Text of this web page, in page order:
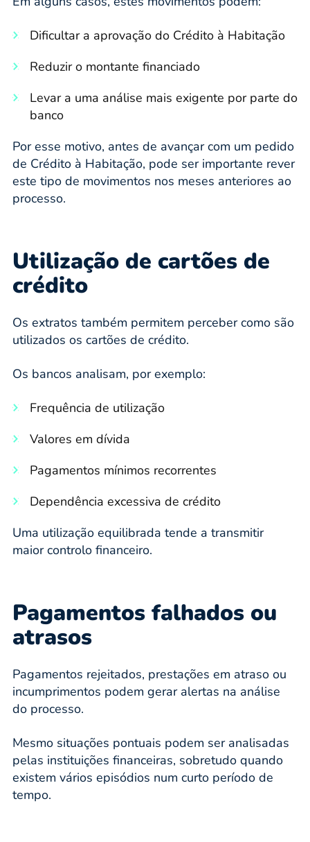
Dificultar a aprovação do Crédito à Habitação
Reduzir o montante financiado
Levar a uma análise mais exigente por parte do
banco
Por esse motivo, antes de avançar com um pedido
de Crédito à Habitação, pode ser importante rever
este tipo de movimentos nos meses anteriores ao
processo.
Utilização de cartões de
crédito
Os extratos também permitem perceber como são
utilizados os cartões de crédito.
Os bancos analisam, por exemplo:
Frequência de utilização
Valores em dívida
Pagamentos mínimos recorrentes
Dependência excessiva de crédito
Uma utilização equilibrada tende a transmitir
maior controlo financeiro.
Pagamentos falhados ou
atrasos
Pagamentos rejeitados, prestações em atraso ou
incumprimentos podem gerar alertas na análise
do processo.
Mesmo situações pontuais podem ser analisadas
pelas instituições financeiras, sobretudo quando
existem vários episódios num curto período de
tempo.